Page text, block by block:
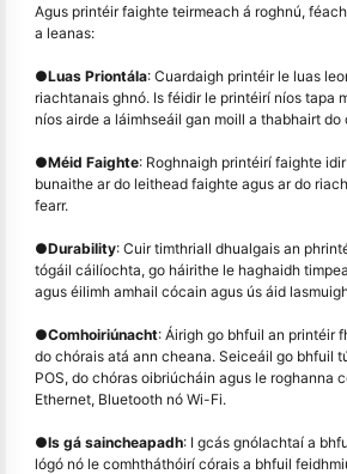
Agus printéir faighte teirmeach á roghnú,
a leanas:
●Luas Priontála: Cuardaigh printéir le luas
riachtanais ghnó. Is féidir le printéirí níos tapa
níos airde a láimhseáil gan moill a thabhairt do
●Méid Faighte: Roghnaigh printéirí faighte
bunaithe ar do leithead faighte agus ar do
fearr.
●Durability: Cuir timthriall dhualgais an
tógáil cáilíochta, go háirithe le haghaidh
agus éilimh amhail cócain agus ús áid
●Comhoiriúnacht: Áirigh go bhfuil an printéir
do chórais atá ann cheana. Seiceáil go bhfuil
POS, do chóras oibriúcháin agus le roghanna
Ethernet, Bluetooth nó Wi-Fi.
●Is gá saincheapadh: I gcás gnólachtaí a
lógó nó le comhtháthóirí córais a bhfuil